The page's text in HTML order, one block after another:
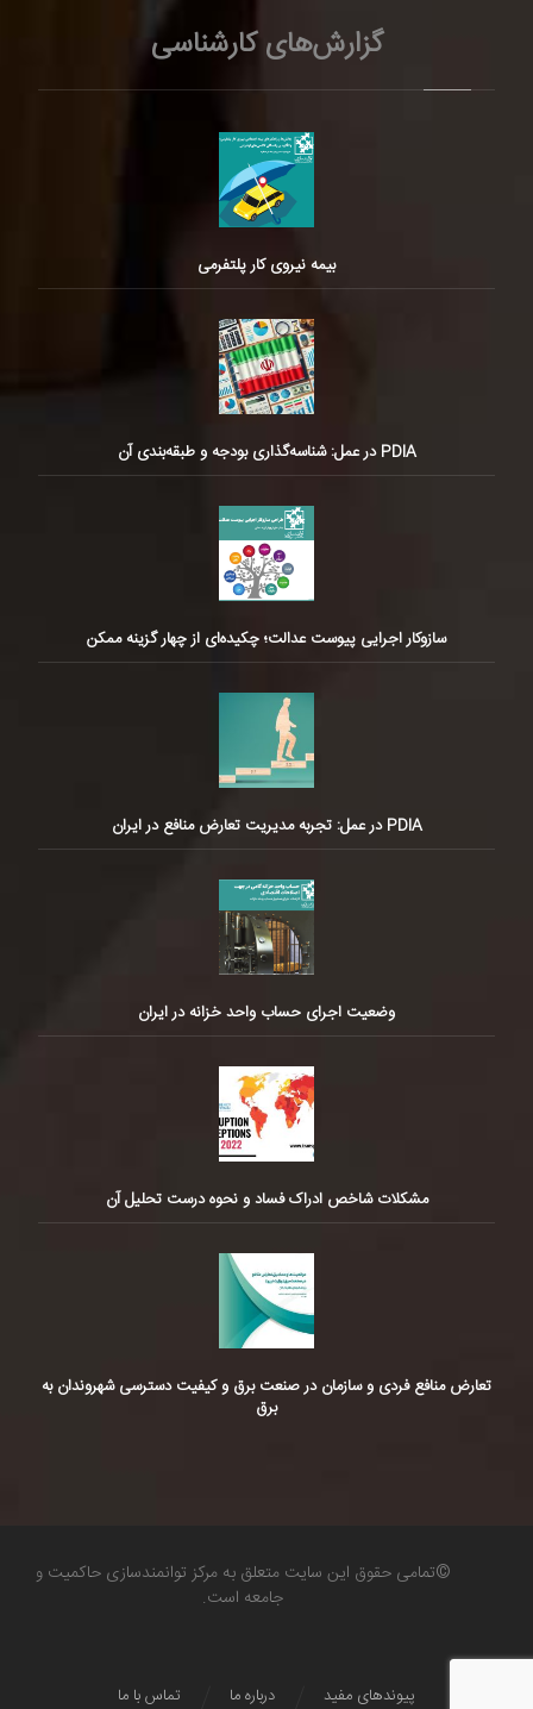
گزارش‌های کارشناسی
بیمه نیروی کار پلتفرمی
PDIA در عمل: شناسه‌گذاری بودجه و طبقه‌بندی آن
سازوکار اجرایی پیوست عدالت؛ چکیده‌ای از چهار گزینه ممکن
PDIA در عمل: تجربه مدیریت تعارض منافع در ایران
وضعیت اجرای حساب واحد خزانه در ایران
مشکلات شاخص ادراک فساد و نحوه درست تحلیل آن
تعارض منافع فردی و سازمان در صنعت برق و کیفیت دسترسی شهروندان به
برق
©تمامی حقوق این سایت متعلق به مرکز توانمندسازی حاکمیت و
جامعه است.
تماس با ما درباره ما پیوندهای مفید